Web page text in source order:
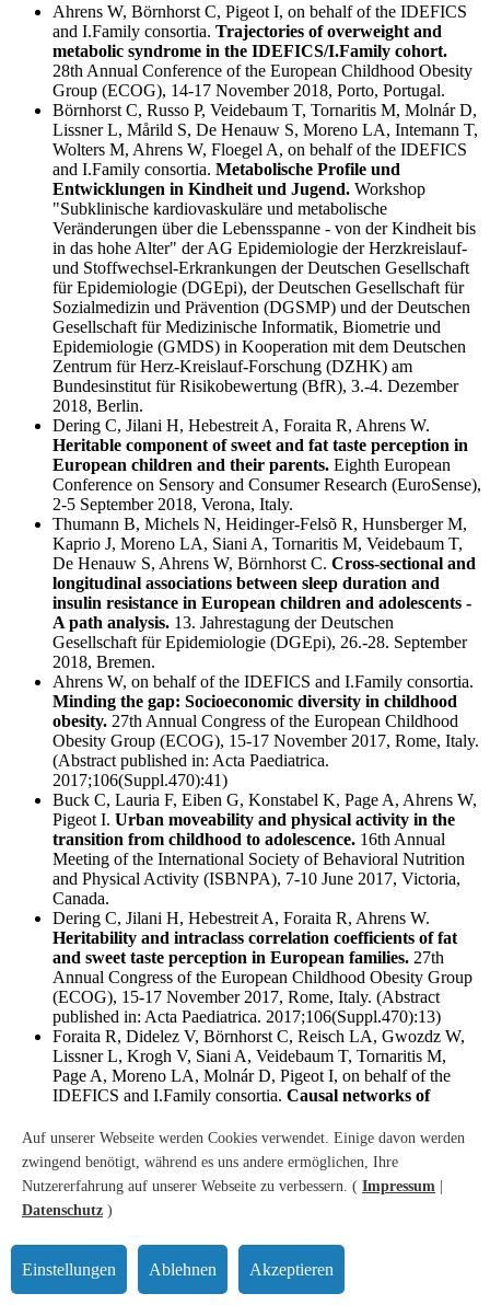
Ahrens W, Börnhorst C, Pigeot I, on behalf of the IDEFICS
and I.Family consortia. Trajectories of overweight and
metabolic syndrome in the IDEFICS/I.Family cohort.
28th Annual Conference of the European Childhood Obesity
Group (ECOG), 14-17 November 2018, Porto, Portugal.
Börnhorst C, Russo P, Veidebaum T, Tornaritis M, Molnár D,
Lissner L, Mårild S, De Henauw S, Moreno LA, Intemann T,
Wolters M, Ahrens W, Floegel A, on behalf of the IDEFICS
and I.Family consortia. Metabolische Profile und
Entwicklungen in Kindheit und Jugend. Workshop
"Subklinische kardiovaskuläre und metabolische
Veränderungen über die Lebensspanne - von der Kindheit bis
in das hohe Alter" der AG Epidemiologie der Herzkreislauf-
und Stoffwechsel-Erkrankungen der Deutschen Gesellschaft
für Epidemiologie (DGEpi), der Deutschen Gesellschaft für
Sozialmedizin und Prävention (DGSMP) und der Deutschen
Gesellschaft für Medizinische Informatik, Biometrie und
Epidemiologie (GMDS) in Kooperation mit dem Deutschen
Zentrum für Herz-Kreislauf-Forschung (DZHK) am
Bundesinstitut für Risikobewertung (BfR), 3.-4. Dezember
2018, Berlin.
Dering C, Jilani H, Hebestreit A, Foraita R, Ahrens W.
Heritable component of sweet and fat taste perception in
European children and their parents. Eighth European
Conference on Sensory and Consumer Research (EuroSense),
2-5 September 2018, Verona, Italy.
Thumann B, Michels N, Heidinger-Felsõ R, Hunsberger M,
Kaprio J, Moreno LA, Siani A, Tornaritis M, Veidebaum T,
De Henauw S, Ahrens W, Börnhorst C. Cross-sectional and
longitudinal associations between sleep duration and
insulin resistance in European children and adolescents -
A path analysis. 13. Jahrestagung der Deutschen
Gesellschaft für Epidemiologie (DGEpi), 26.-28. September
2018, Bremen.
Ahrens W, on behalf of the IDEFICS and I.Family consortia.
Minding the gap: Socioeconomic diversity in childhood
obesity. 27th Annual Congress of the European Childhood
Obesity Group (ECOG), 15-17 November 2017, Rome, Italy.
(Abstract published in: Acta Paediatrica.
2017;106(Suppl.470):41)
Buck C, Lauria F, Eiben G, Konstabel K, Page A, Ahrens W,
Pigeot I. Urban moveability and physical activity in the
transition from childhood to adolescence. 16th Annual
Meeting of the International Society of Behavioral Nutrition
and Physical Activity (ISBNPA), 7-10 June 2017, Victoria,
Canada.
Dering C, Jilani H, Hebestreit A, Foraita R, Ahrens W.
Heritability and intraclass correlation coefficients of fat
and sweet taste perception in European families. 27th
Annual Congress of the European Childhood Obesity Group
(ECOG), 15-17 November 2017, Rome, Italy. (Abstract
published in: Acta Paediatrica. 2017;106(Suppl.470):13)
Foraita R, Didelez V, Börnhorst C, Reisch LA, Gwozdz W,
Lissner L, Krogh V, Siani A, Veidebaum T, Tornaritis M,
Page A, Moreno LA, Molnár D, Pigeot I, on behalf of the
IDEFICS and I.Family consortia. Causal networks of
Joint Conference on Biometrics & Biopharmaceutical
Statistics of the Central European Network (CEN) and the
International Society for Biopharmaceutical Statistics (ISBS),
28 August-1 September 2017, Vienna, Austria.
Hebestreit A, Intemann T.
environment.
Meeting of the I.Family General Assembly, 7
February 2017, Ghent, Belgium.
Hebestreit A, Jilani H.Taste sensitivity in contrasting
Auf unserer Webseite werden Cookies verwendet. Einige davon werden
zwingend benötigt, während es uns andere ermöglichen, Ihre
Nutzererfahrung auf unserer Webseite zu verbessern. ( Impressum
Datenschutz )
Einstellungen Ablehnen Akzeptieren